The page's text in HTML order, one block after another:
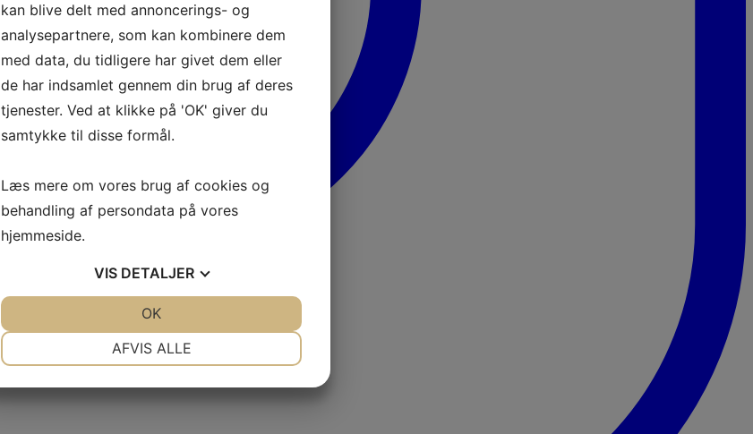
kan blive delt med annoncerings- og
analysepartnere, som kan kombinere dem
med data, du tidligere har givet dem eller
de har indsamlet gennem din brug af deres
tjenester. Ved at klikke på 'OK' giver du
samtykke til disse formål.
Læs mere om vores brug af cookies og
behandling af persondata på vores
hjemmeside.
VIS DETALJER
AFVIS ALLE
OK